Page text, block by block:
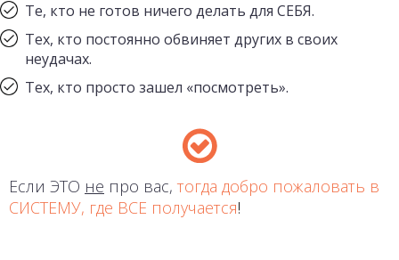
Те, кто не готов ничего делать для СЕБЯ.
Тех, кто постоянно обвиняет других в своих
неудачах.
Тех, кто просто зашел «посмотреть».
Если ЭТО не про вас, тогда добро пожаловать в
СИСТЕМУ, где ВСЕ получается!